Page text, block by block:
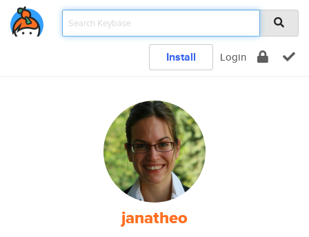
Install Login
janatheo